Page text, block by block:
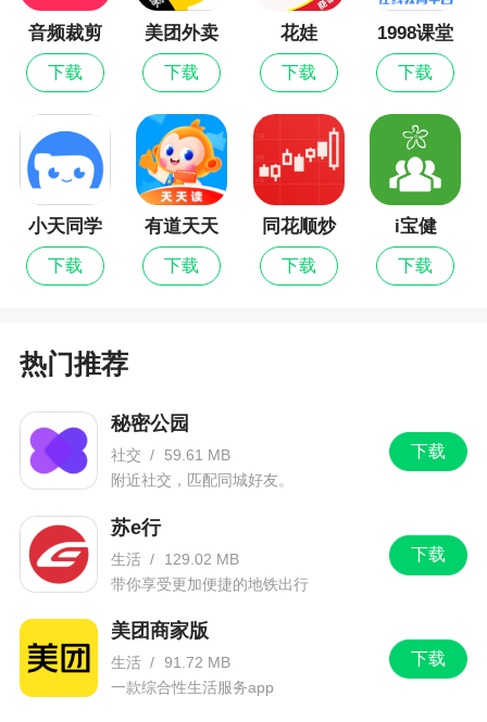
种模式进行阅读，在任何的时候追书，可以充实你
的空闲时光哦
3、所有的小说都是大家可以免费阅读的。大家
可以在这里享受十分出色的小说阅读体验，让每一
位用户都能找到自己心仪的小说进行阅读
更新日志
1.优化听书功能;2.优化搜索。
音频裁剪
大师
下载
美团外卖
商家版
下载
花娃
下载
1998课堂
下载
小天同学
下载
有道天天
读
下载
同花顺炒
股票
下载
i宝健
下载
热门推荐
下载
秘密公园
社交 /
59.61 MB
附近社交，匹配同城好友。
下载
苏e行
生活 /
129.02 MB
带你享受更加便捷的地铁出行
下载
美团商家版
生活 / 91.72 MB
一款综合性生活服务app